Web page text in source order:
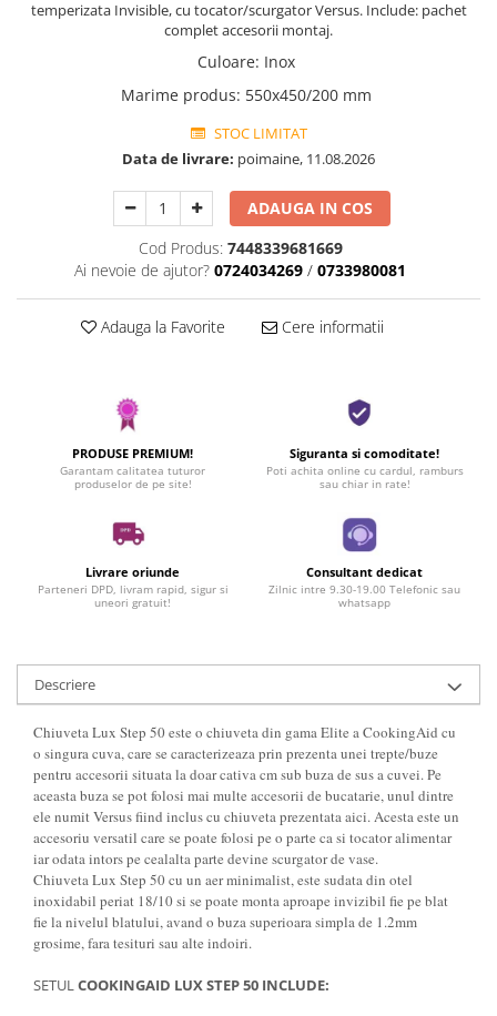
temperizata Invisible, cu tocator/scurgator Versus. Include: pachet
complet accesorii montaj.
Culoare: Inox
Marime produs: 550x450/200 mm
STOC LIMITAT
Data de livrare: poimaine, 11.08.2026
ADAUGA IN COS
Cod Produs: 7448339681669
Ai nevoie de ajutor? 0724034269 / 0733980081
Adauga la Favorite Cere informatii
PRODUSE PREMIUM!
Garantam calitatea tuturor
produselor de pe site!
Siguranta si comoditate!
Poti achita online cu cardul, ramburs
sau chiar in rate!
Livrare oriunde
Parteneri DPD, livram rapid, sigur si
uneori gratuit!
Consultant dedicat
Zilnic intre 9.30-19.00 Telefonic sau
whatsapp
Descriere
Chiuveta Lux Step 50 este o chiuveta din gama Elite a CookingAid cu
o singura cuva, care se caracterizeaza prin prezenta unei trepte/buze
pentru accesorii situata la doar cativa cm sub buza de sus a cuvei. Pe
aceasta buza se pot folosi mai multe accesorii de bucatarie, unul dintre
ele numit Versus fiind inclus cu chiuveta prezentata aici. Acesta este un
accesoriu versatil care se poate folosi pe o parte ca si tocator alimentar
iar odata intors pe cealalta parte devine scurgator de vase.
Chiuveta Lux Step 50 cu un aer minimalist, este sudata din otel
inoxidabil periat 18/10 si se poate monta aproape invizibil fie pe blat
fie la nivelul blatului, avand o buza superioara simpla de 1.2mm
grosime, fara tesituri sau alte indoiri.
SETULCOOKINGAID LUX STEP 50 INCLUDE: